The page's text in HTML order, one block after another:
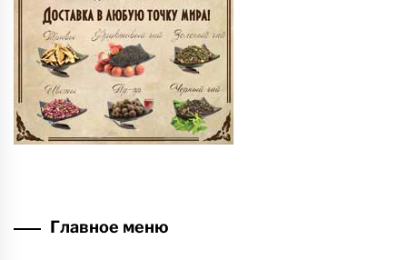
Главное меню